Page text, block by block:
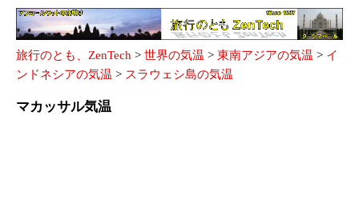
旅行のとも、ZenTech > 世界の気温 > 東南アジアの気温 > イ
ンドネシアの気温 > スラウェシ島の気温
マカッサル気温